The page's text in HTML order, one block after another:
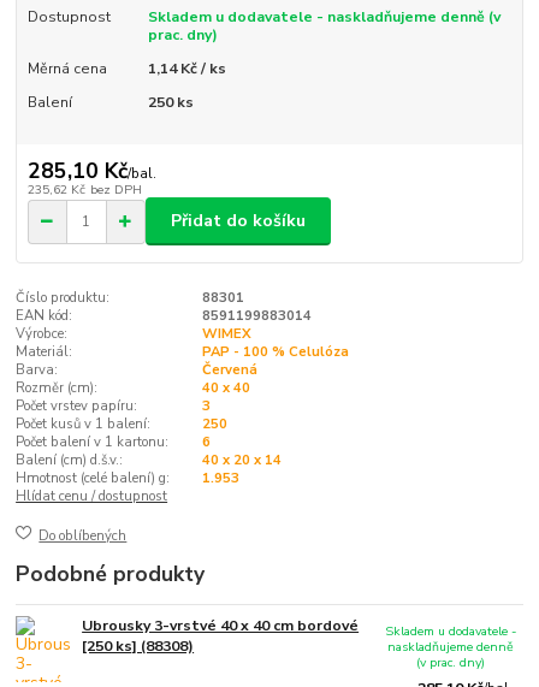
Dostupnost
Skladem u dodavatele - naskladňujeme denně (v
prac. dny)
Měrná cena
1,14 Kč / ks
Balení
250 ks
285,10 Kč/bal.
235,62 Kč bez DPH
Přidat do košíku
Číslo produktu:
88301
EAN kód:
8591199883014
Výrobce:
WIMEX
Materiál:
PAP - 100 % Celulóza
Barva:
Červená
Rozměr (cm):
40 x 40
Počet vrstev papíru:
3
Počet kusů v 1 balení:
250
Počet balení v 1 kartonu:
6
Balení (cm) d.š.v.:
40 x 20 x 14
Hmotnost (celé balení) g:
1.953
Hlídat cenu / dostupnost
Do oblíbených
Podobné produkty
Ubrousky 3-vrstvé 40 x 40 cm bordové
[250 ks] (88308)
Skladem u dodavatele -
naskladňujeme denně
(v prac. dny)